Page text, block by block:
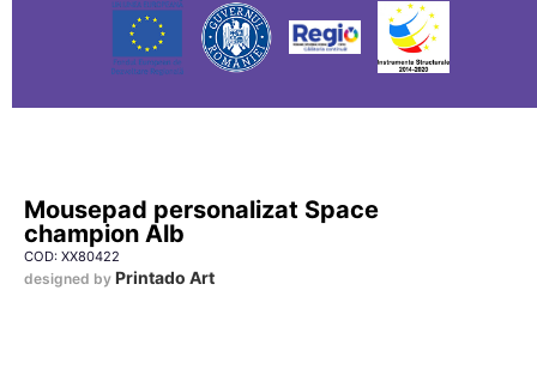
Mousepad personalizat Space
champion Alb
COD: XX80422
designed by Printado Art